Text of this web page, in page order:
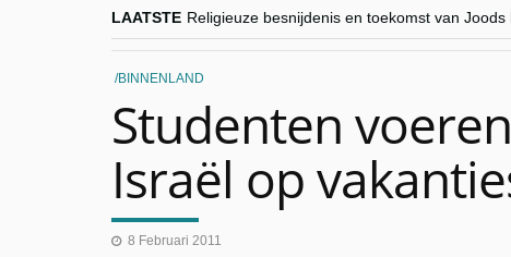
LAATSTE Religieuze besnijdenis en toekomst van
“Besnijdenisdebat toont hoe moeilijk
CITYTRIP | ROEMENIË – Boekarest: de
“Vandaag zit elke Jood in België op de
BINNENLAND
Studenten
Israël op
8 Februari 2011